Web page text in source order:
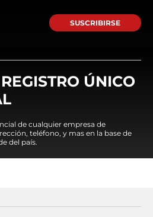
SUSCRIBIRSE
ÚNICO
de cualquier empresa de
teléfono, y mas en la base de
del país.